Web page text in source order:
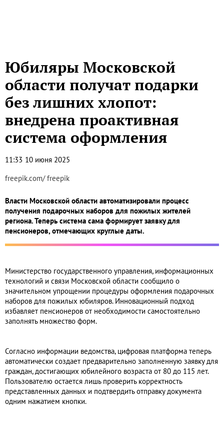
Юбиляры Московской
области получат подарки
без лишних хлопот:
внедрена проактивная
система оформления
11:33 10 июня 2025
freepik.com/ freepik
Власти Московской области автоматизировали процесс
получения подарочных наборов для пожилых жителей
региона. Теперь система сама формирует заявку для
пенсионеров, отмечающих круглые даты.
Министерство государственного управления, информационных
технологий и связи Московской области сообщило о
значительном упрощении процедуры оформления подарочных
наборов для пожилых юбиляров. Инновационный подход
избавляет пенсионеров от необходимости самостоятельно
заполнять множество форм.
Согласно информации ведомства, цифровая платформа теперь
автоматически создает предварительно заполненную заявку для
граждан, достигающих юбилейного возраста от 80 до 115 лет.
Пользователю остается лишь проверить корректность
представленных данных и подтвердить отправку документа
одним нажатием кнопки.